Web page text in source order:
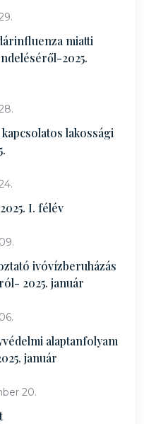
miatti
2025.
lakossági
I. félév
ivóvízberuházás
2025. január
alaptanfolyam
január
20.